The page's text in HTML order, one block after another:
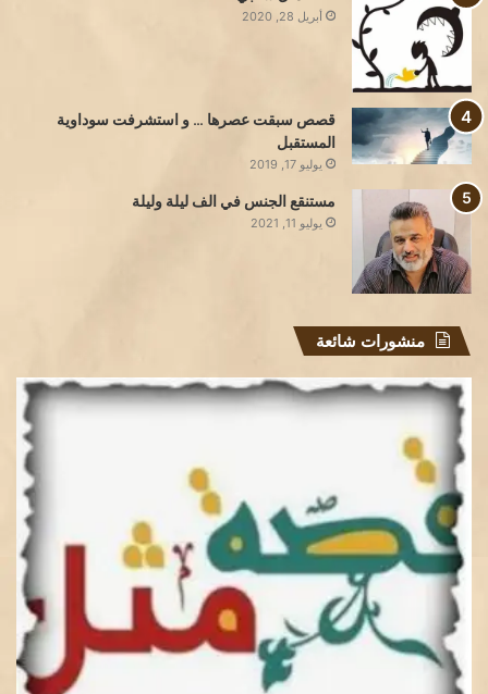
أبريل 28, 2020
قصص سبقت عصرها … و استشرفت سوداوية
المستقبل
يوليو 17, 2019
مستنقع الجنس في الف ليلة وليلة
يوليو 11, 2021
منشورات شائعة